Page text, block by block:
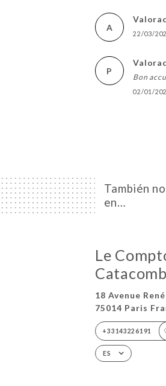
A
22/03/
P
Bon
02/01/
También
en…
Le
18 Avenue
75014 Paris
+33143226191
ES